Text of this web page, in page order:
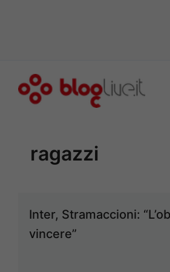
ragazzi
Inter, Stramaccioni:
vincere”